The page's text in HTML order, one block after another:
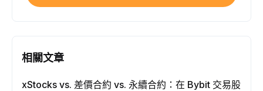
相關文章
xStocks vs. 差價合約 vs. 永續合約：在 Bybit 交易股